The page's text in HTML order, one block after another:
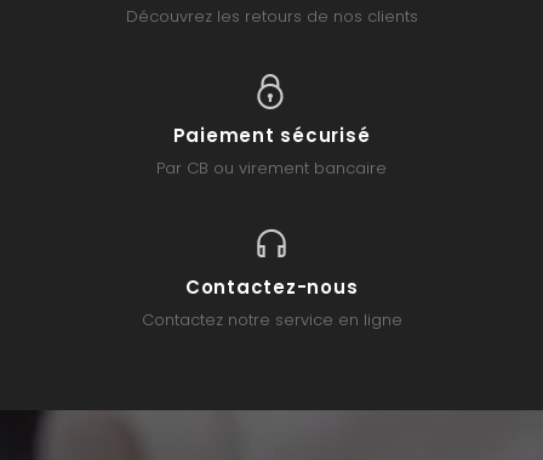
Découvrez les retours de nos clients
Paiement sécurisé
Par CB ou virement bancaire
Contactez-nous
Contactez notre service en ligne